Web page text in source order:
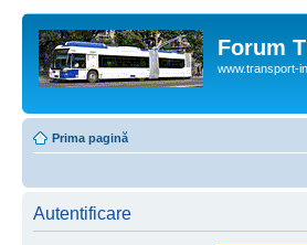
Forum
www.transport-
Prima pagină
Autentificare